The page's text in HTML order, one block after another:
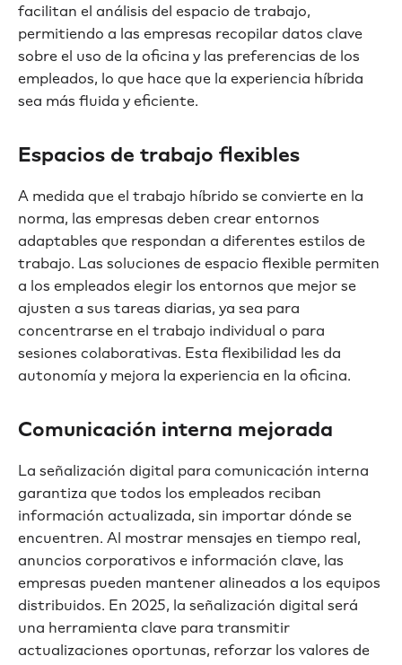
facilitan el análisis del espacio de trabajo,
permitiendo a las empresas recopilar datos clave
sobre el uso de la oficina y las preferencias de los
empleados, lo que hace que la experiencia híbrida
sea más fluida y eficiente.
Espacios de trabajo flexibles
A medida que el trabajo híbrido se convierte en la
norma, las empresas deben crear entornos
adaptables que respondan a diferentes estilos de
trabajo. Las soluciones de espacio flexible permiten
a los empleados elegir los entornos que mejor se
ajusten a sus tareas diarias, ya sea para
concentrarse en el trabajo individual o para
sesiones colaborativas. Esta flexibilidad les da
autonomía y mejora la experiencia en la oficina.
Comunicación interna mejorada
La señalización digital para comunicación interna
garantiza que todos los empleados reciban
información actualizada, sin importar dónde se
encuentren. Al mostrar mensajes en tiempo real,
anuncios corporativos e información clave, las
empresas pueden mantener alineados a los equipos
distribuidos. En 2025, la señalización digital será
una herramienta clave para transmitir
actualizaciones oportunas, reforzar los valores de